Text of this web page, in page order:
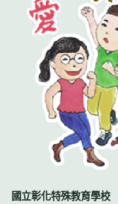
國立彰化特殊教育學校